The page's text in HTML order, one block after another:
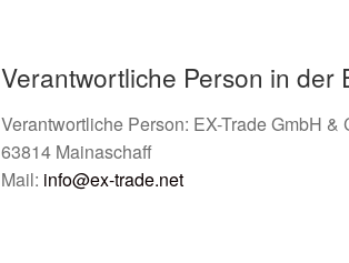
Verantwortliche Person in der
Verantwortliche Person: EX-Trade GmbH &
63814 Mainaschaff
Mail: info@ex-trade.net